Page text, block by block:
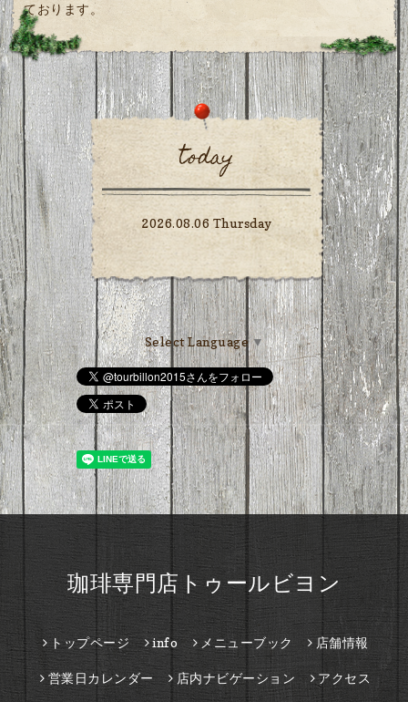
ております。
today
2026.08.06 Thursday
Select Language▼
珈琲専門店トゥールビヨン
トップページ info メニューブック 店舗情報
営業日カレンダー 店内ナビゲーション アクセス